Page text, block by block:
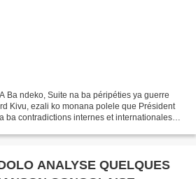
Ba ndeko, Suite na ba péripéties ya guerre
Kivu, ezali ko monana polele que Président
ba contradictions internes et internationales
ANALYSE QUELQUES